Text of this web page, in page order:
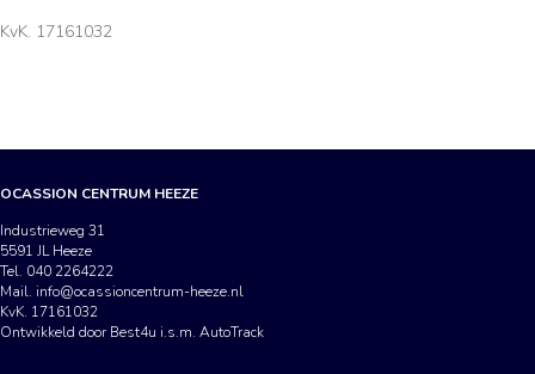
KvK. 17161032
OCASSION CENTRUM HEEZE
Industrieweg 31
5591 JL Heeze
Tel. 040 2264222
Mail. info@ocassioncentrum-heeze.nl
KvK. 17161032
Ontwikkeld door Best4u i.s.m. AutoTrack